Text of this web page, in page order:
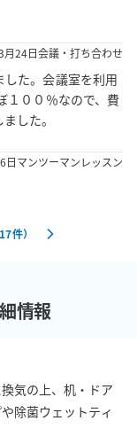
月24日会議・打ち合わせ
た。会議室を利用
１００％なので、費
した。
日マンツーマンレッスン
17件）
情報
気の上、机・ドア
除菌ウェットティ